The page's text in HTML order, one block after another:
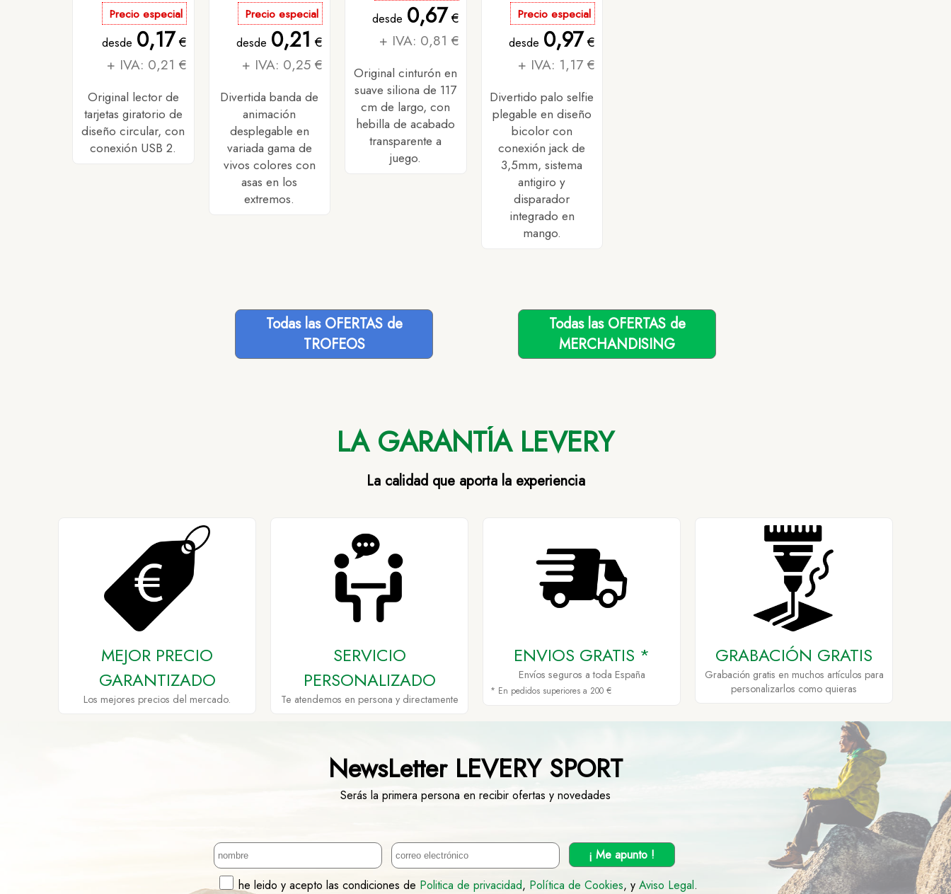
Precio especial
desde 0,17 €
+ IVA: 0,21 €
Original lector de
tarjetas giratorio de
diseño circular, con
conexión USB 2.
Precio especial
desde 0,21 €
+ IVA: 0,25 €
Divertida banda de
animación
desplegable en
variada gama de
vivos colores con
asas en los
extremos.
desde 0,67 €
+ IVA: 0,81 €
Original cinturón en
suave siliona de 117
cm de largo, con
hebilla de acabado
transparente a
juego.
Precio especial
desde 0,97 €
+ IVA: 1,17 €
Divertido palo selfie
plegable en diseño
bicolor con
conexión jack de
3,5mm, sistema
antigiro y
disparador
integrado en
mango.
Todas las OFERTAS de
TROFEOS
Todas las OFERTAS de
MERCHANDISING
LA GARANTÍA LEVERY
La calidad que aporta la experiencia
MEJOR PRECIO
GARANTIZADO
Los mejores precios del mercado.
SERVICIO
PERSONALIZADO
Te atendemos en persona y directamente
ENVIOS GRATIS *
Envíos seguros a toda España
* En pedidos superiores a 200 €
GRABACIÓN GRATIS
Grabación gratis en muchos artículos para
personalizarlos como quieras
NewsLetter LEVERY SPORT
Serás la primera persona en recibir ofertas y novedades
¡ Me apunto !
he leido y acepto las condiciones de Politica de privacidad, Política de Cookies, y Aviso Legal.